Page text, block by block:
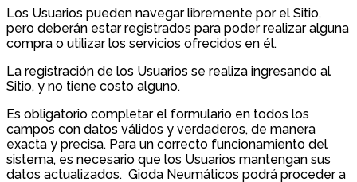
Los Usuarios pueden navegar libremente por el Sitio,
pero deberán estar registrados para poder realizar alguna
compra o utilizar los servicios ofrecidos en él.
La registración de los Usuarios se realiza ingresando al
Sitio, y no tiene costo alguno.
Es obligatorio completar el formulario en todos los
campos con datos válidos y verdaderos, de manera
exacta y precisa. Para un correcto funcionamiento del
sistema, es necesario que los Usuarios mantengan sus
datos actualizados. Gioda Neumáticos podrá proceder a